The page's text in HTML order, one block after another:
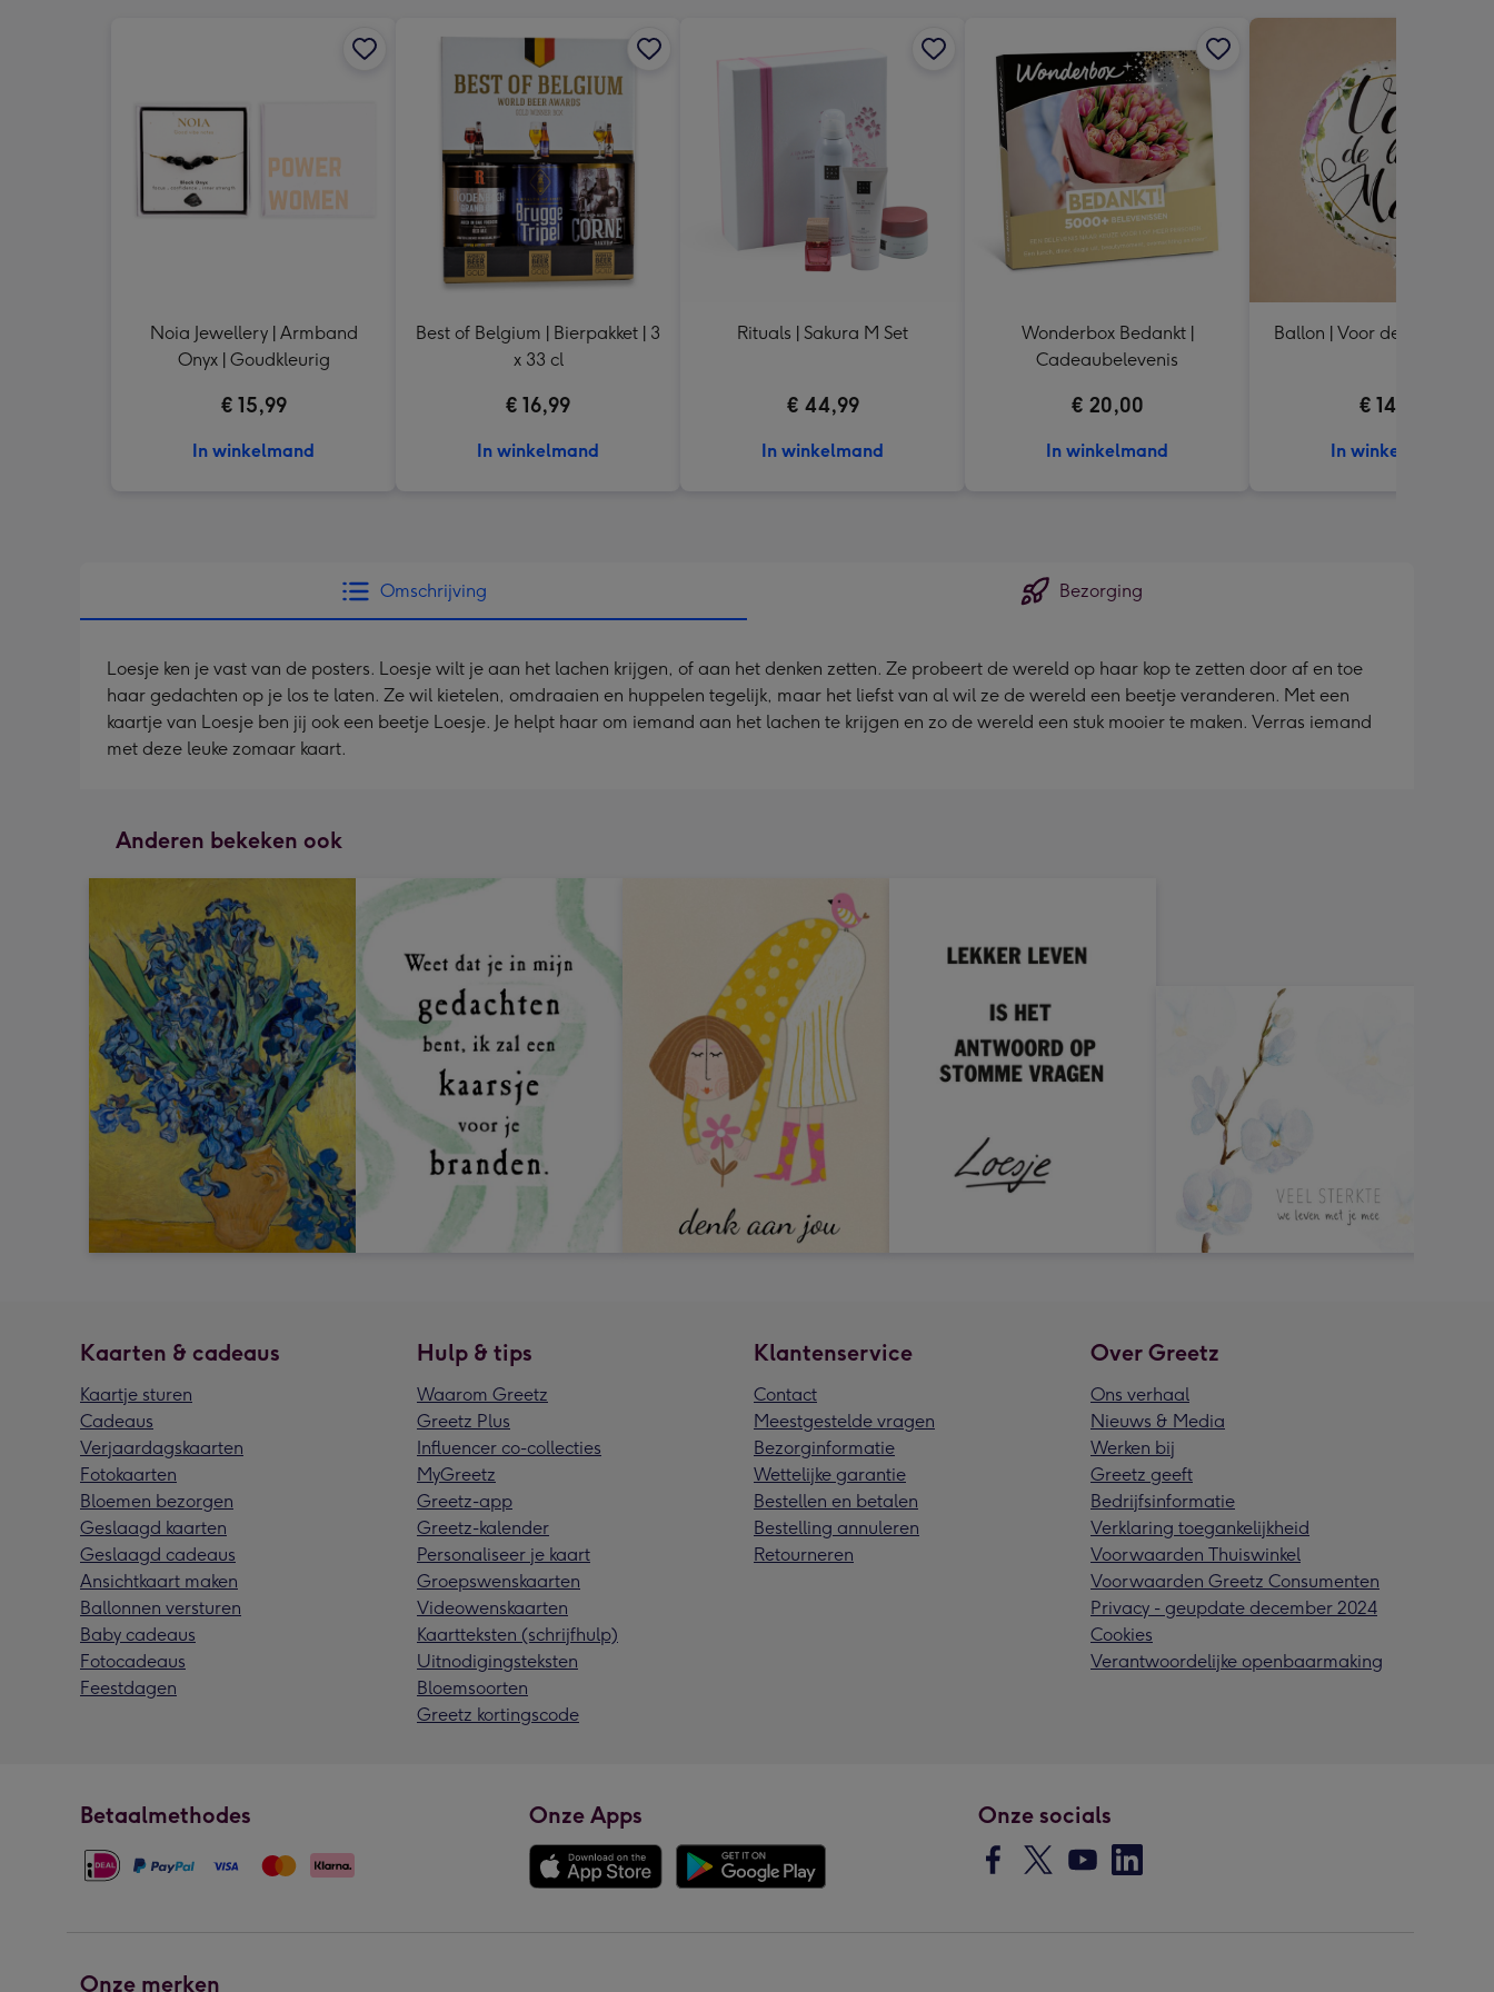
Noia Jewellery | Armband
Onyx | Goudkleurig
€ 15,99
In winkelmand
Best of Belgium | Bierpakket | 3
x 33 cl
€ 16,99
In winkelmand
Rituals | Sakura M Set
€ 44,99
In winkelmand
Wonderbox Bedankt |
Cadeaubelevenis
€ 20,00
In winkelmand
Ballon | Voor de liefste
€ 14,99
In winkelmand
Omschrijving Bezorging
Loesje ken je vast van de posters. Loesje wilt je aan het lachen krijgen, of aan het denken zetten. Ze probeert de wereld op haar kop te zetten door af en toe
haar gedachten op je los te laten. Ze wil kietelen, omdraaien en huppelen tegelijk, maar het liefst van al wil ze de wereld een beetje veranderen. Met een
kaartje van Loesje ben jij ook een beetje Loesje. Je helpt haar om iemand aan het lachen te krijgen en zo de wereld een stuk mooier te maken. Verras iemand
met deze leuke zomaar kaart.
Anderen bekeken ook
Kaarten & cadeaus
Kaartje sturen
Cadeaus
Verjaardagskaarten
Fotokaarten
Bloemen bezorgen
Geslaagd kaarten
Geslaagd cadeaus
Ansichtkaart maken
Ballonnen versturen
Baby cadeaus
Fotocadeaus
Feestdagen
Hulp & tips
Waarom Greetz
Greetz Plus
Influencer co-collecties
MyGreetz
Greetz-app
Greetz-kalender
Personaliseer je kaart
Groepswenskaarten
Videowenskaarten
Kaartteksten (schrijfhulp)
Uitnodigingsteksten
Bloemsoorten
Greetz kortingscode
Klantenservice
Contact
Meestgestelde vragen
Bezorginformatie
Wettelijke garantie
Bestellen en betalen
Bestelling annuleren
Retourneren
Over Greetz
Ons verhaal
Nieuws & Media
Werken bij
Greetz geeft
Bedrijfsinformatie
Verklaring toegankelijkheid
Voorwaarden Thuiswinkel
Voorwaarden Greetz Consumenten
Privacy - geupdate december 2024
Cookies
Verantwoordelijke openbaarmaking
Betaalmethodes Onze Apps Onze socials
Onze merken